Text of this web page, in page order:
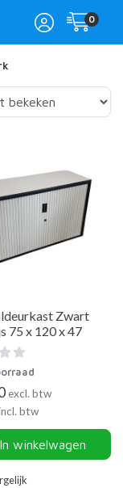
0
Zwart
75 x 120 x 47
excl. btw
btw
In winkelwagen